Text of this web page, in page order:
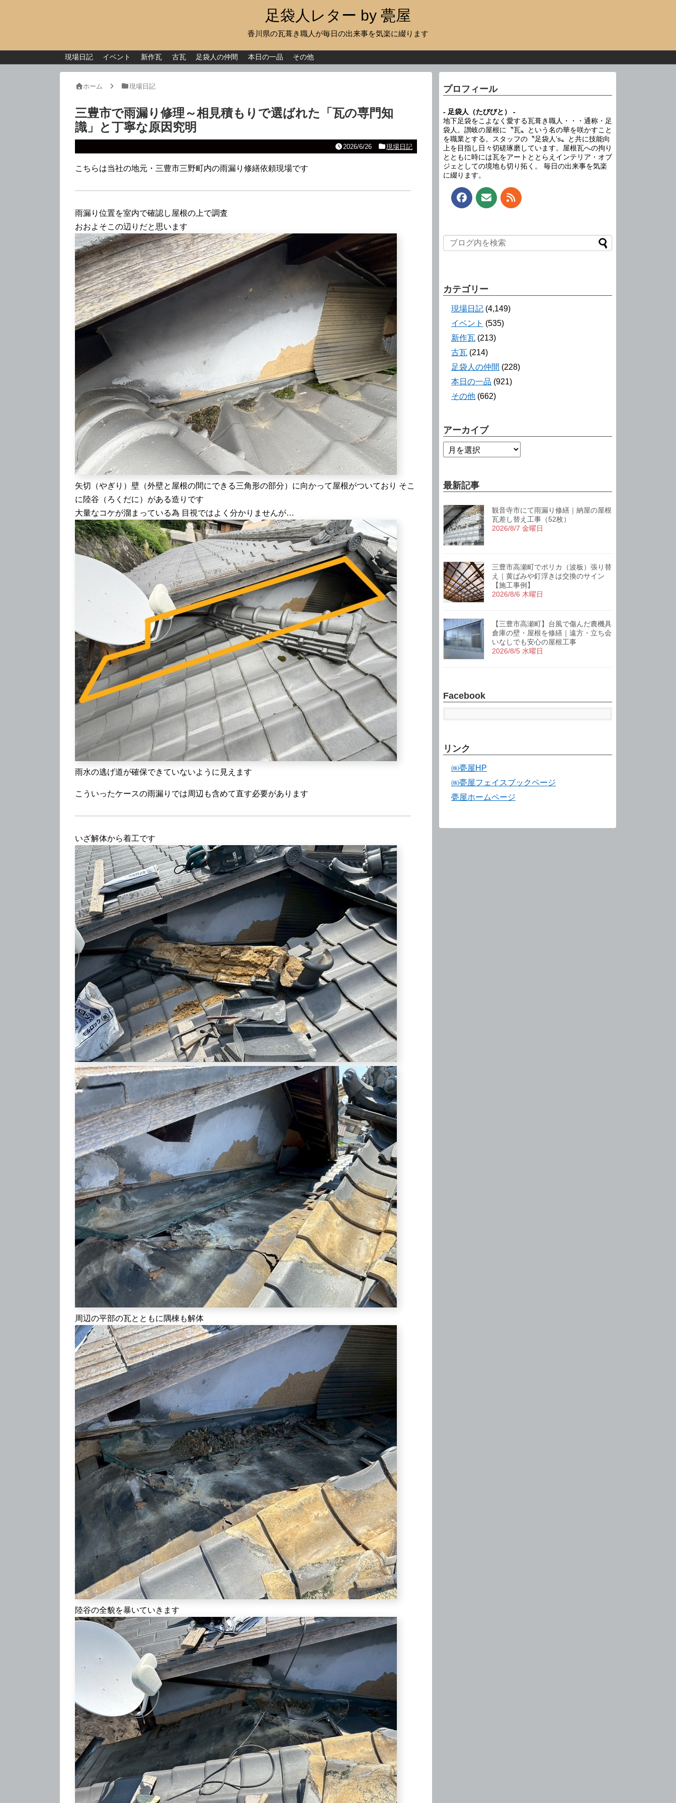
足袋人レター by 甍屋
香川県の瓦葺き職人が毎日の出来事を気楽に綴ります
現場日記 イベント 新作瓦 古瓦 足袋人の仲間 本日の一品 その他
ホーム 現場日記
三豊市で雨漏り修理～相見積もりで選ばれた「瓦の専門知
識」と丁寧な原因究明
2026/6/26 現場日記
こちらは当社の地元・三豊市三野町内の雨漏り修繕依頼現場です
雨漏り位置を室内で確認し屋根の上で調査
おおよそこの辺りだと思います
矢切（やぎり）壁（外壁と屋根の間にできる三角形の部分）に向かって屋根がついており そこ
に陸谷（ろくだに）がある造りです
大量なコケが溜まっている為 目視ではよく分かりませんが…
雨水の逃げ道が確保できていないように見えます
こういったケースの雨漏りでは周辺も含めて直す必要があります
いざ解体から着工です
周辺の平部の瓦とともに隅棟も解体
陸谷の全貌を暴いていきます
プロフィール
- 足袋人（たびびと） -
地下足袋をこよなく愛する瓦葺き職人・・・通称・足
袋人。讃岐の屋根に〝瓦〟という名の華を咲かすこと
を職業とする。スタッフの〝足袋人’s〟と共に技能向
上を目指し日々切磋琢磨しています。屋根瓦への拘り
とともに時には瓦をアートととらえインテリア・オブ
ジェとしての境地も切り拓く。 毎日の出来事を気楽
に綴ります。
カテゴリー
現場日記 (4,149)
イベント (535)
新作瓦 (213)
古瓦 (214)
足袋人の仲間 (228)
本日の一品 (921)
その他 (662)
アーカイブ
最新記事
観音寺市にて雨漏り修繕｜納屋の屋根
瓦差し替え工事（52枚）
2026/8/7 金曜日
三豊市高瀬町でポリカ（波板）張り替
え｜黄ばみや釘浮きは交換のサイン
【施工事例】
2026/8/6 木曜日
【三豊市高瀬町】台風で傷んだ農機具
倉庫の壁・屋根を修繕｜遠方・立ち会
いなしでも安心の屋根工事
2026/8/5 水曜日
Facebook
リンク
㈱甍屋HP
㈱甍屋フェイスブックページ
甍屋ホームページ
現場日記
イベント
足袋人の仲間
本日の一品
その他